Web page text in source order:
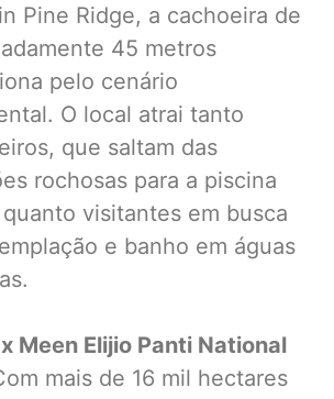
Pine Ridge, a cachoeira de
45 metros
pelo cenário
O local atrai tanto
que saltam das
rochosas para a piscina
visitantes em busca
e banho em águas
Meen Elijio Panti National
mais de 16 mil hectares